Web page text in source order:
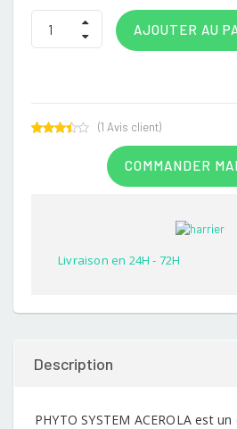
AJOUTER AU
COMMANDER
(1 Avis client)
Livraison en 24H - 72H
Description
PHYTO SYSTEM ACEROLA est